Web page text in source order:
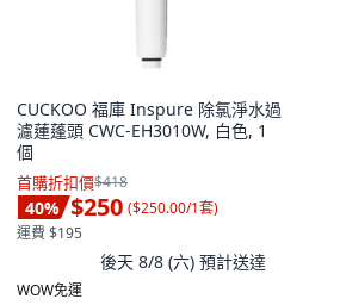
CUCKOO 福庫 Inspure 除氯淨水過
濾蓮蓬頭 CWC-EH3010W, 白色, 1
個
首購折扣價$418
40% $250 ($250.00/1套)
運費 $195
後天 8/8 (六) 預計送達
WOW免運